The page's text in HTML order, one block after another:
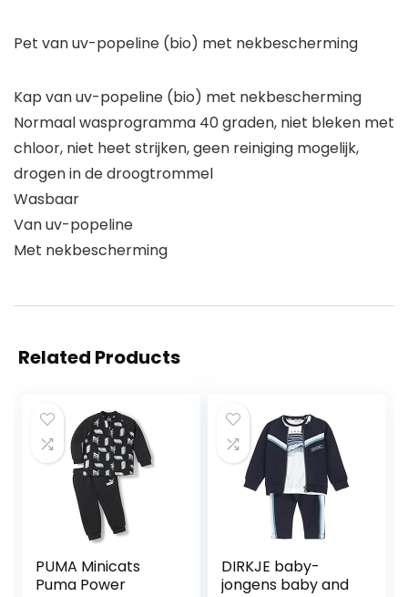
Pet van uv-popeline (bio) met nekbescherming
Kap van uv-popeline (bio) met nekbescherming
Normaal wasprogramma 40 graden, niet bleken met
chloor, niet heet strijken, geen reiniging mogelijk,
drogen in de droogtrommel
Wasbaar
Van uv-popeline
Met nekbescherming
Related Products
PUMA Minicats
Puma Power
DIRKJE baby-
jongens baby and